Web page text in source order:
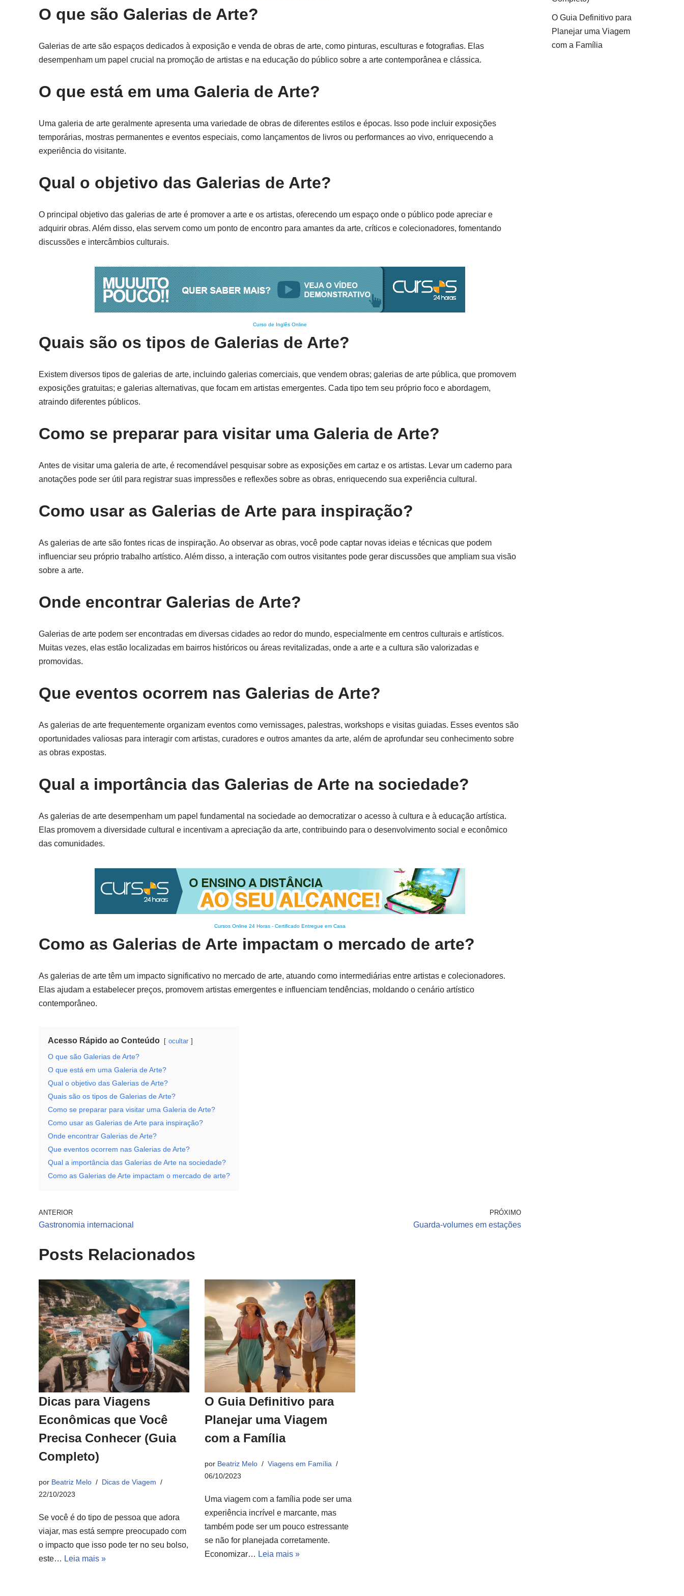
O que são Galerias de Arte?
Galerias de arte são espaços dedicados à exposição e venda de obras de arte, como pinturas, esculturas e fotografias. Elas
desempenham um papel crucial na promoção de artistas e na educação do público sobre a arte contemporânea e clássica.
O que está em uma Galeria de Arte?
Uma galeria de arte geralmente apresenta uma variedade de obras de diferentes estilos e épocas. Isso pode incluir exposições
temporárias, mostras permanentes e eventos especiais, como lançamentos de livros ou performances ao vivo, enriquecendo a
experiência do visitante.
Qual o objetivo das Galerias de Arte?
O principal objetivo das galerias de arte é promover a arte e os artistas, oferecendo um espaço onde o público pode apreciar e
adquirir obras. Além disso, elas servem como um ponto de encontro para amantes da arte, críticos e colecionadores, fomentando
discussões e intercâmbios culturais.
Curso de Inglês Online
Quais são os tipos de Galerias de Arte?
Existem diversos tipos de galerias de arte, incluindo galerias comerciais, que vendem obras; galerias de arte pública, que promovem
exposições gratuitas; e galerias alternativas, que focam em artistas emergentes. Cada tipo tem seu próprio foco e abordagem,
atraindo diferentes públicos.
Como se preparar para visitar uma Galeria de Arte?
Antes de visitar uma galeria de arte, é recomendável pesquisar sobre as exposições em cartaz e os artistas. Levar um caderno para
anotações pode ser útil para registrar suas impressões e reflexões sobre as obras, enriquecendo sua experiência cultural.
Como usar as Galerias de Arte para inspiração?
As galerias de arte são fontes ricas de inspiração. Ao observar as obras, você pode captar novas ideias e técnicas que podem
influenciar seu próprio trabalho artístico. Além disso, a interação com outros visitantes pode gerar discussões que ampliam sua visão
sobre a arte.
Onde encontrar Galerias de Arte?
Galerias de arte podem ser encontradas em diversas cidades ao redor do mundo, especialmente em centros culturais e artísticos.
Muitas vezes, elas estão localizadas em bairros históricos ou áreas revitalizadas, onde a arte e a cultura são valorizadas e
promovidas.
Que eventos ocorrem nas Galerias de Arte?
As galerias de arte frequentemente organizam eventos como vernissages, palestras, workshops e visitas guiadas. Esses eventos são
oportunidades valiosas para interagir com artistas, curadores e outros amantes da arte, além de aprofundar seu conhecimento sobre
as obras expostas.
Qual a importância das Galerias de Arte na sociedade?
As galerias de arte desempenham um papel fundamental na sociedade ao democratizar o acesso à cultura e à educação artística.
Elas promovem a diversidade cultural e incentivam a apreciação da arte, contribuindo para o desenvolvimento social e econômico
das comunidades.
Cursos Online 24 Horas- Certificado Entregue em Casa
Como as Galerias de Arte impactam o mercado de arte?
As galerias de arte têm um impacto significativo no mercado de arte, atuando como intermediárias entre artistas e colecionadores.
Elas ajudam a estabelecer preços, promovem artistas emergentes e influenciam tendências, moldando o cenário artístico
contemporâneo.
Acesso Rápido ao Conteúdo ocultar
O que são Galerias de Arte?
O que está em uma Galeria de Arte?
Qual o objetivo das Galerias de Arte?
Quais são os tipos de Galerias de Arte?
Como se preparar para visitar uma Galeria de Arte?
Como usar as Galerias de Arte para inspiração?
Onde encontrar Galerias de Arte?
Que eventos ocorrem nas Galerias de Arte?
Qual a importância das Galerias de Arte na sociedade?
Como as Galerias de Arte impactam o mercado de arte?
ANTERIOR
Gastronomia internacional
PRÓXIMO
Guarda-volumes em estações
Posts Relacionados
Dicas para Viagens
Econômicas que Você
Precisa Conhecer (Guia
Completo)
por Beatriz Melo
Dicas de Viagem
22/10/2023
Se você é do tipo de pessoa que adora
viajar, mas está sempre preocupado com
o impacto que isso pode ter no seu bolso,
este… Leia mais »
O Guia Definitivo para
Planejar uma Viagem
com a Família
por Beatriz Melo
Viagens em Família
06/10/2023
Uma viagem com a família pode ser uma
experiência incrível e marcante, mas
também pode ser um pouco estressante
se não for planejada corretamente.
Economizar… Leia mais »
O Guia Definitivo para
Planejar uma Viagem
com a Família